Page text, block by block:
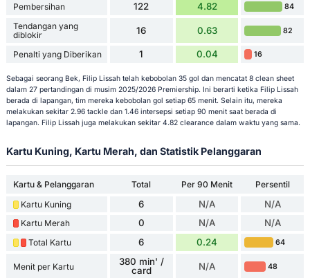
Pembersihan 122 4.82 84
Tendangan yang
diblokir
16 0.63 82
Penalti yang Diberikan 1 0.04 16
Sebagai seorang Bek, Filip Lissah telah kebobolan 35 gol dan mencatat 8 clean sheet
dalam 27 pertandingan di musim 2025/2026 Premiership. Ini berarti ketika Filip Lissah
berada di lapangan, tim mereka kebobolan gol setiap 65 menit. Selain itu, mereka
melakukan sekitar 2.96 tackle dan 1.46 intersepsi setiap 90 menit saat berada di
lapangan. Filip Lissah juga melakukan sekitar 4.82 clearance dalam waktu yang sama.
Kartu Kuning, Kartu Merah, dan Statistik Pelanggaran
Kartu & Pelanggaran Total Per 90 Menit
Persentil
Kartu Kuning
6 N/A N/A
Kartu Merah 0 N/A N/A
Total Kartu 6 0.24 64
Menit per Kartu
380 min' /
card
N/A 48